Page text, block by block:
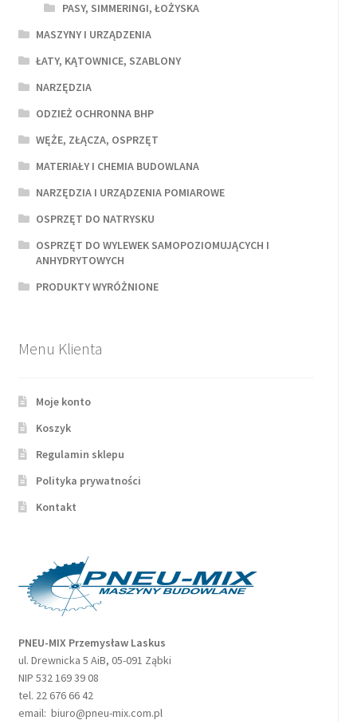
PASY, SIMMERINGI, ŁOŻYSKA
MASZYNY I URZĄDZENIA
ŁATY, KĄTOWNICE, SZABLONY
NARZĘDZIA
ODZIEŻ OCHRONNA BHP
WĘŻE, ZŁĄCZA, OSPRZĘT
MATERIAŁY I CHEMIA BUDOWLANA
NARZĘDZIA I URZĄDZENIA POMIAROWE
OSPRZĘT DO NATRYSKU
OSPRZĘT DO WYLEWEK SAMOPOZIOMUJĄCYCH I
ANHYDRYTOWYCH
PRODUKTY WYRÓŻNIONE
Menu Klienta
Moje konto
Koszyk
Regulamin sklepu
Polityka prywatności
Kontakt
PNEU-MIX Przemysław Laskus
ul. Drewnicka 5 AiB, 05-091 Ząbki
NIP 532 169 39 08
tel. 22 676 66 42
email: biuro@pneu-mix.com.pl